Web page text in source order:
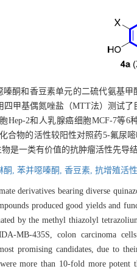
酮和香豆素单元的二硫代氨基
甲基偶氮唑盐（MTT法）测试
Hep-2和人乳腺癌细胞MCF-7
合物的活性较阳性对照药5-氟尿
是一类有价值的抗肿瘤活性先导
酮, 苯并噁嗪酮, 香豆素, 抗增殖活性
derivatives bearing diverse
produced good yields and
by the methyl thiazolyl
MB-435S, colon carcinoma
promising candidates, due to
more than 10-fold more